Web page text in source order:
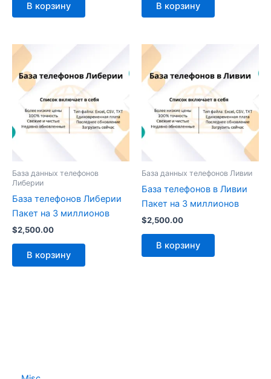
В корзину В корзину
База данных телефонов
Либерии
База телефонов Либерии
Пакет на 3 миллионов
$2,500.00
В корзину
База данных телефонов Ливии
База телефонов в Ливии
Пакет на 3 миллионов
$2,500.00
В корзину